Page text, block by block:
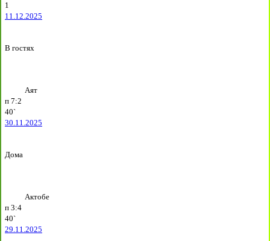
1
11.12.2025
В гостях
Аят
п 7:2
40`
30.11.2025
Дома
Актобе
п 3:4
40`
29.11.2025